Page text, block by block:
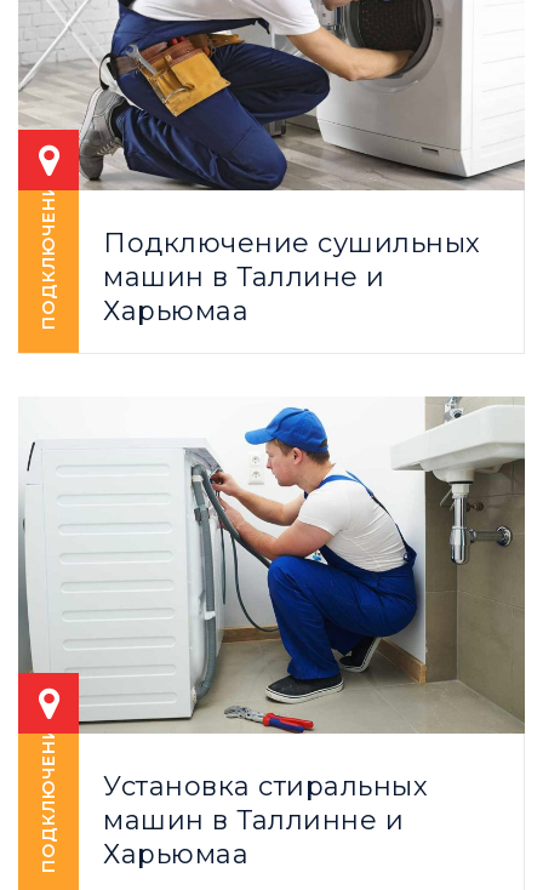
ПОДКЛЮЧЕНИЕ
Подключение сушильных
машин в Таллине и
Харьюмаа
ПОДКЛЮЧЕНИЕ
Установка стиральных
машин в Таллинне и
Харьюмаа